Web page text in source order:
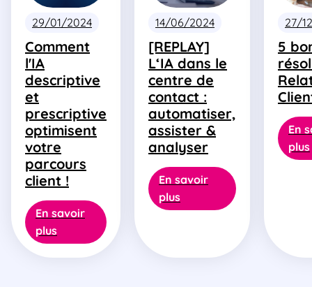
29/01/2024
Comment
l'IA
descriptive
et
prescriptive
optimisent
votre
parcours
client !
En savoir
plus
14/06/2024
[REPLAY]
L‘IA dans le
centre de
contact :
automatiser,
assister &
analyser
En savoir
plus
27/
5
En
plus